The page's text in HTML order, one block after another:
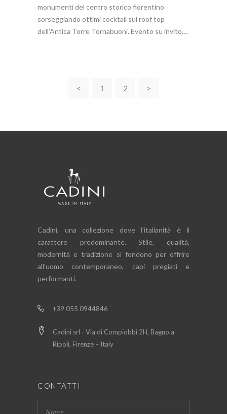
monumenti del centro storico fiorentino
sorseggiando ottimi cocktail sul roof top
dell'Antica Torre Tornabuoni. Evento su invito....
< 1 2 >
Cadini, una collezione dove l’italianità è il
carattere predominante. Stile, qualità,
modernità e tradizione si fondono per offrire
all’uomo contemporaneo, capi pregiati e
performanti.
+39 055 0944846
Cadini srl - Via di Compiobbi 2H, Bagno a
Ripoli, Firenze – Italy
CONTATTI